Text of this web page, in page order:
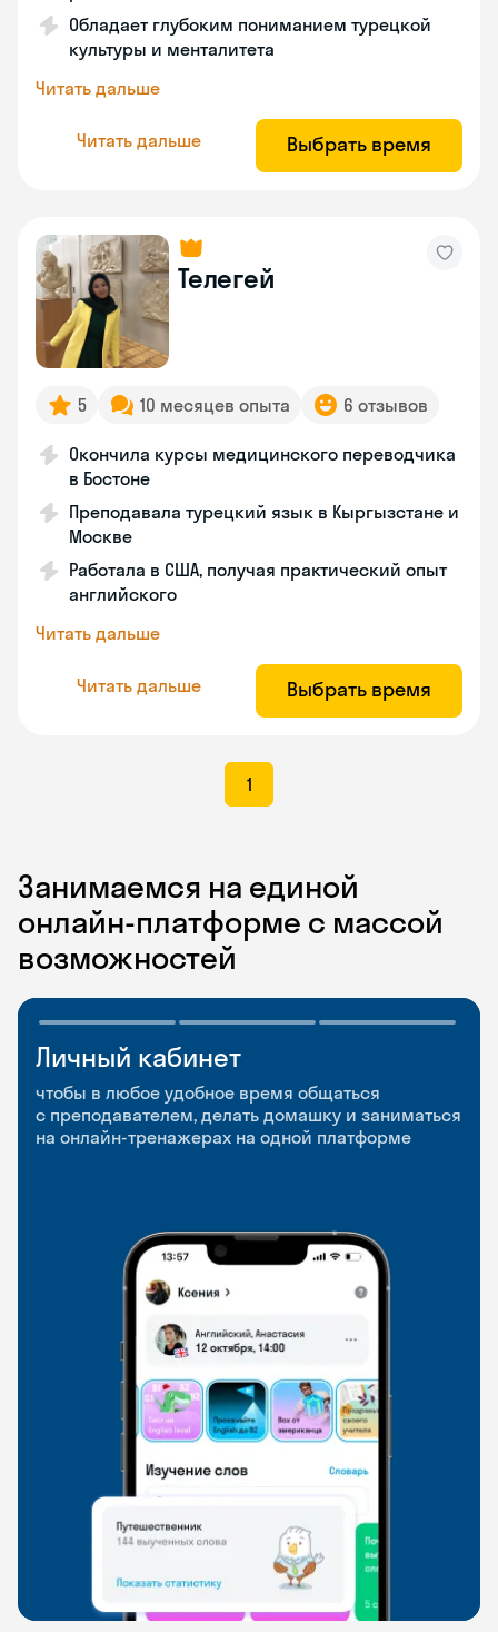
Обладает глубоким пониманием турецкой
культуры и менталитета
Читать дальше
Читать дальше Выбрать время
Телегей
5 10 месяцев опыта 6 отзывов
Окончила курсы медицинского переводчика
в Бостоне
Преподавала турецкий язык в Кыргызстане и
Москве
Работала в США, получая практический опыт
английского
Читать дальше
Читать дальше Выбрать время
1
Занимаемся на единой
онлайн-платформе с массой
возможностей
Личный кабинет
чтобы в любое удобное время общаться
с преподавателем, делать домашку и заниматься
на онлайн-тренажерах на одной платформе
Мобильное
приложение
чтобы заниматься и изучать новые слова где
и когда удобно
Разговорные клубы
и Talks
Групповые занятия для разговорной практики
и индивидуальные встречи с преподавателями